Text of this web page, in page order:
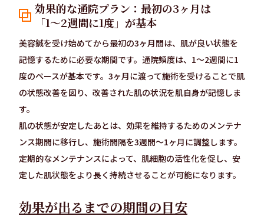
効果的な通院プラン：最初の3ヶ月は
「1〜2週間に1度」が基本
美容鍼を受け始めてから最初の3ヶ月間は、肌が良い状態を
記憶するために必要な期間です。通院頻度は、1〜2週間に1
度のペースが基本です。3ヶ月に渡って施術を受けることで肌
の状態改善を図り、改善された肌の状況を肌自身が記憶しま
す。
肌の状態が安定したあとは、効果を維持するためのメンテナ
ンス期間に移行し、施術間隔を3週間〜1ヶ月に調整します。
定期的なメンテナンスによって、肌細胞の活性化を促し、安
定した肌状態をより長く持続させることが可能になります。
効果が出るまでの期間の目安